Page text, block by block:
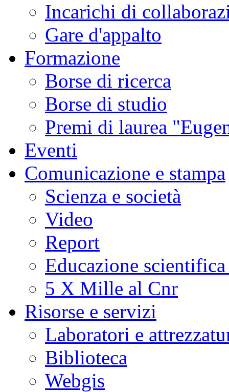
Incarichi di
Gare d'appalto
Formazione
Borse di ricerca
Borse di studio
Premi di laurea
Eventi
Comunicazione e stampa
Scienza e società
Video
Report
Educazione
5 X Mille al Cnr
Risorse e servizi
Laboratori e
Biblioteca
Webgis